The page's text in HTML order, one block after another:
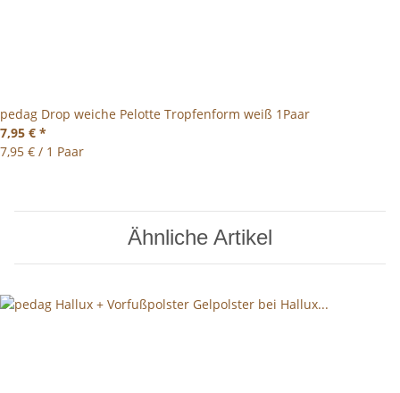
pedag Drop weiche Pelotte Tropfenform weiß 1Paar
7,95 € *
7,95 € / 1 Paar
Ähnliche Artikel